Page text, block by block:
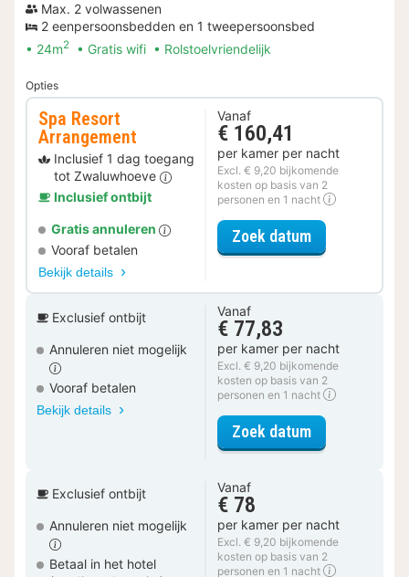
Max. 2 volwassenen
2 eenpersoonsbedden en 1 tweepersoonsbed
24m2 Gratis wifi Rolstoelvriendelijk
Opties
Spa Resort
Arrangement
Inclusief 1 dag toegang
tot Zwaluwhoeve
Inclusief ontbijt
Gratis annuleren
Vooraf betalen
Bekijk details
Vanaf
€ 160,41
per kamer per nacht
Excl. € 9,20 bijkomende
kosten op basis van 2
personen en 1 nacht
Zoek datumvoor Spa
Exclusief ontbijt
Annuleren niet mogelijk
Vooraf betalen
Bekijk details
Vanaf
€ 77,83
per kamer per nacht
Excl. € 9,20 bijkomende
kosten op basis van 2
personen en 1 nacht
Zoek datumvoor Comfort
Exclusief ontbijt
Annuleren niet mogelijk
Betaal in het hotel
Vanaf
€ 78
per kamer per nacht
Excl. € 9,20 bijkomende
kosten op basis van 2
personen en 1 nacht